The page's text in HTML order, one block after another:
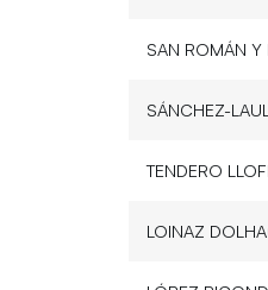
SAN ROMÁN
SÁNCHEZ-
TENDERO
LOINAZ